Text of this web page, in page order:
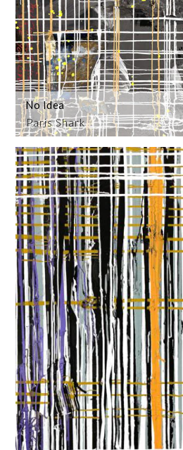
Paris Shark
No Idea